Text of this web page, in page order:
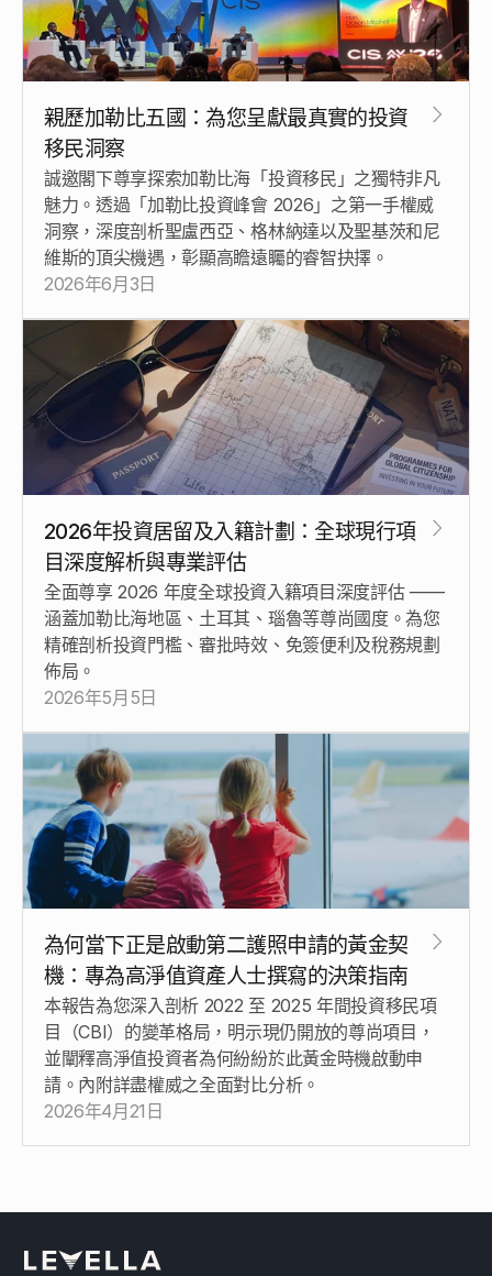
親歷加勒比五國：為您呈獻最真實的投資
移民洞察
誠邀閣下尊享探索加勒比海「投資移民」之獨特非凡
魅力。透過「加勒比投資峰會 2026」之第一手權威
洞察，深度剖析聖盧西亞、格林納達以及聖基茨和尼
維斯的頂尖機遇，彰顯高瞻遠矚的睿智抉擇。
2026年6月3日
2026年投資居留及入籍計劃：全球現行項
目深度解析與專業評估
全面尊享 2026 年度全球投資入籍項目深度評估 ——
涵蓋加勒比海地區、土耳其、瑙魯等尊尚國度。為您
精確剖析投資門檻、審批時效、免簽便利及稅務規劃
佈局。
2026年5月5日
為何當下正是啟動第二護照申請的黃金契
機：專為高淨值資產人士撰寫的決策指南
本報告為您深入剖析 2022 至 2025 年間投資移民項
目（CBI）的變革格局，明示現仍開放的尊尚項目，
並闡釋高淨值投資者為何紛紛於此黃金時機啟動申
請。內附詳盡權威之全面對比分析。
2026年4月21日